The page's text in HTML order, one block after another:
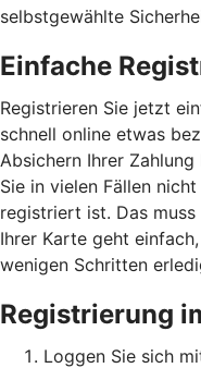
selbstgewählte
Einfache
Registrieren Sie jetzt
schnell online etwas
Absichern Ihrer
Sie in vielen Fällen
registriert ist. Das
Ihrer Karte geht
wenigen Schritten
Registrierung
Loggen Sie sich